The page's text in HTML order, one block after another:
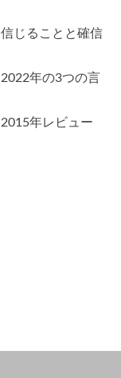
信じることと確信
2022年の3つの言
2015年レビュー